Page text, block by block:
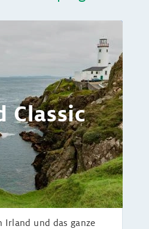
Classic
Irland und das ganze